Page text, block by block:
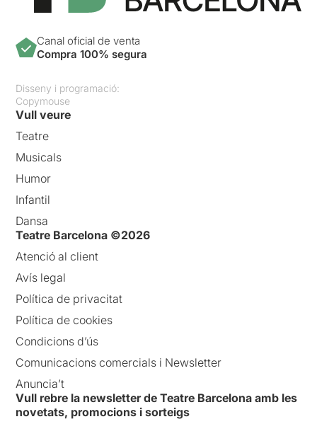
Canal oficial de venta
Compra 100% segura
Disseny i programació:
Copymouse
Vull veure
Teatre
Musicals
Humor
Infantil
Dansa
Teatre Barcelona ©2026
Atenció al client
Avís legal
Política de privacitat
Política de cookies
Condicions d’ús
Comunicacions comercials i Newsletter
Anuncia’t
Vull rebre la newsletter de Teatre Barcelona amb les
novetats, promocions i sorteigs